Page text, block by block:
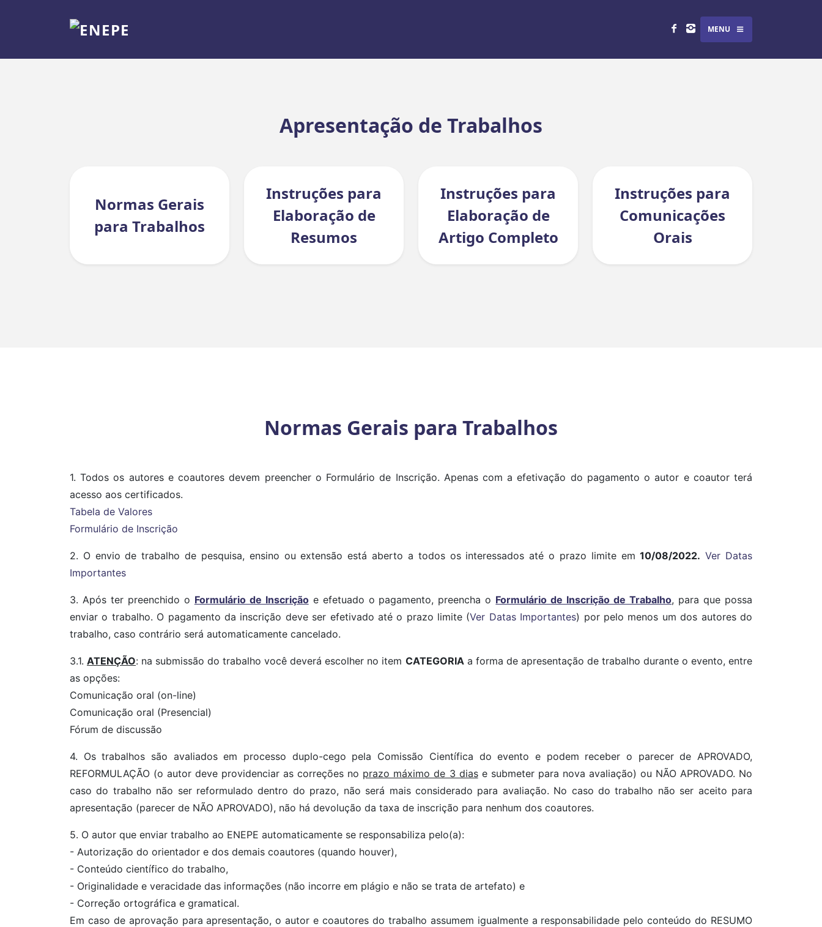
MENU
Apresentação de Trabalhos
Normas Gerais
para Trabalhos
Instruções para
Elaboração de
Resumos
Instruções para
Elaboração de
Artigo Completo
Instruções para
Comunicações
Orais
Normas Gerais para Trabalhos
1. Todos os autores e coautores devem preencher o Formulário de Inscrição. Apenas com a efetivação do pagamento o autor e coautor terá
acesso aos certificados.
Tabela de Valores
Formulário de Inscrição
2. O envio de trabalho de pesquisa, ensino ou extensão está aberto a todos os interessados até o prazo limite em10/08/2022. Ver Datas
Importantes
3. Após ter preenchido o Formulário de Inscriçãoe efetuado o pagamento, preencha o Formulário de Inscrição de Trabalho, para que possa
enviar o trabalho. O pagamento da inscrição deve ser efetivado até o prazo limite (Ver Datas Importantes) por pelo menos um dos autores do
trabalho, caso contrário será automaticamente cancelado.
3.1.ATENÇÃO: na submissão do trabalho você deverá escolher no item CATEGORIA a forma de apresentação de trabalho durante o evento, entre
as opções:
Comunicação oral (on-line)
Comunicação oral (Presencial)
Fórum de discussão
4. Os trabalhos são avaliados em processo duplo-cego pela Comissão Científica do evento e podem receber o parecer de APROVADO,
REFORMULAÇÃO (o autor deve providenciar as correções no prazo máximo de 3 diase submeter para nova avaliação) ou NÃO APROVADO. No
caso do trabalho não ser reformulado dentro do prazo, não será mais considerado para avaliação. No caso do trabalho não ser aceito para
apresentação (parecer de NÃO APROVADO), não há devolução da taxa de inscrição para nenhum dos coautores.
5. O autor que enviar trabalho ao ENEPE automaticamente se responsabiliza pelo(a):
- Autorização do orientador e dos demais coautores (quando houver),
- Conteúdo científico do trabalho,
- Originalidade e veracidade das informações (não incorre em plágio e não se trata de artefato) e
- Correção ortográfica e gramatical.
Em caso de aprovação para apresentação, o autor e coautores do trabalho assumem igualmente a responsabilidade pelo conteúdo do RESUMO